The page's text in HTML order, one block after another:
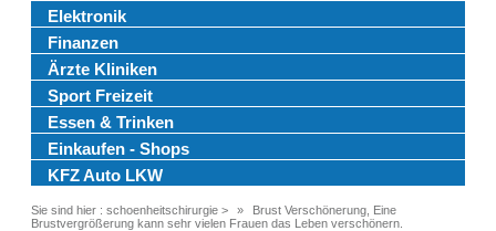
Elektronik
Finanzen
Ärzte Kliniken
Sport Freizeit
Essen & Trinken
Einkaufen - Shops
KFZ Auto LKW
Sie sind hier : schoenheitschirurgie >
Brust Verschönerung, Eine
Brustvergrößerung kann sehr vielen Frauen das Leben verschönern.